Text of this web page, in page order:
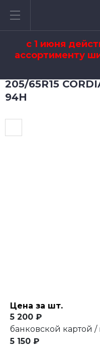
с 1 июня
ассортименту
205/65R15
94H
Цена за шт.
5 200 ₽
банковской картой /
5 150 ₽